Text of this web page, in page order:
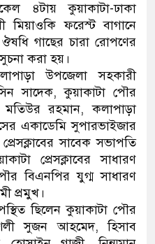
৪টায় কুয়াকাটা-ঢাকা
মিয়াওকি ফরেস্ট বাগানে
গাছের চারা রোপণের
করা হয়।
উপজেলা সহকারী
সাদেক, কুয়াকাটা পৌর
মতিউর রহমান, কলাপাড়া
একাডেমি সুপারভাইজার
সাবেক সভাপতি
প্রেসক্লাবের সাধারণ
বিএনপির যুগ্ম সাধারণ
প্রমুখ।
ছিলেন কুয়াকাটা পৌর
সুজন আহমেদ, হিসাব